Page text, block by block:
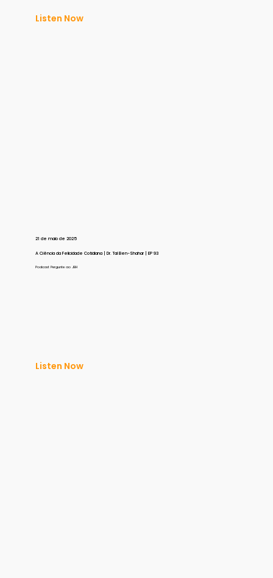
Listen Now
21 de maio de 2025
A Ciência da Felicidade Cotidiana | Dr. Tal Ben-Shahar | EP 93
Podcast Pergunte ao JBH
Listen Now